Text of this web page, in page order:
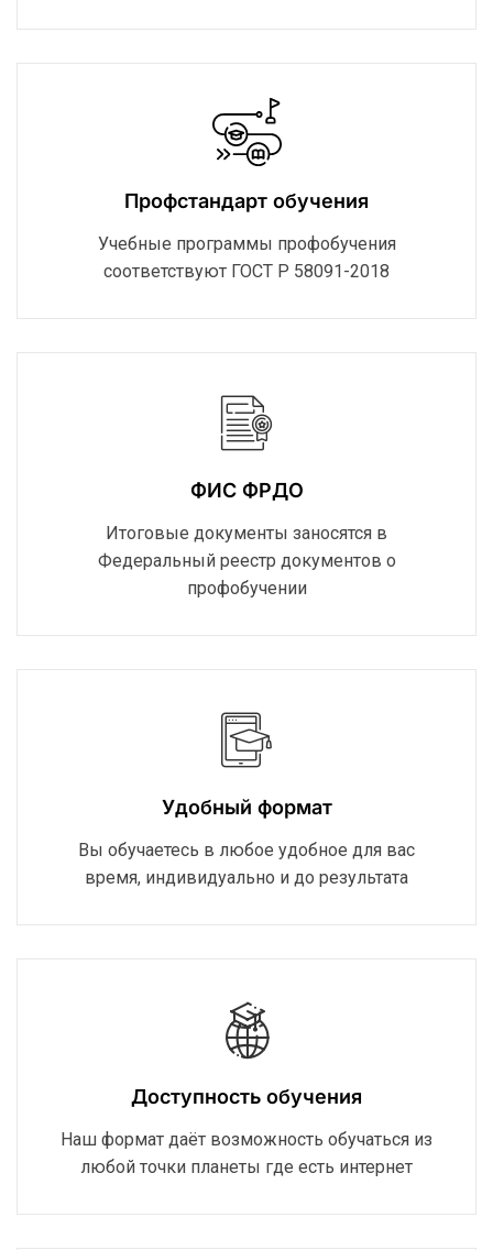
Профстандарт обучения
Учебные программы профобучения
соответствуют ГОСТ Р 58091-2018
ФИС ФРДО
Итоговые документы заносятся в
Федеральный реестр документов о
профобучении
Удобный формат
Вы обучаетесь в любое удобное для вас
время, индивидуально и до результата
Доступность обучения
Наш формат даёт возможность обучаться из
любой точки планеты где есть интернет